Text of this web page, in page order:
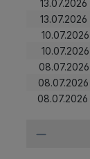
13.07.2026
13.07.2026
10.07.2026
10.07.2026